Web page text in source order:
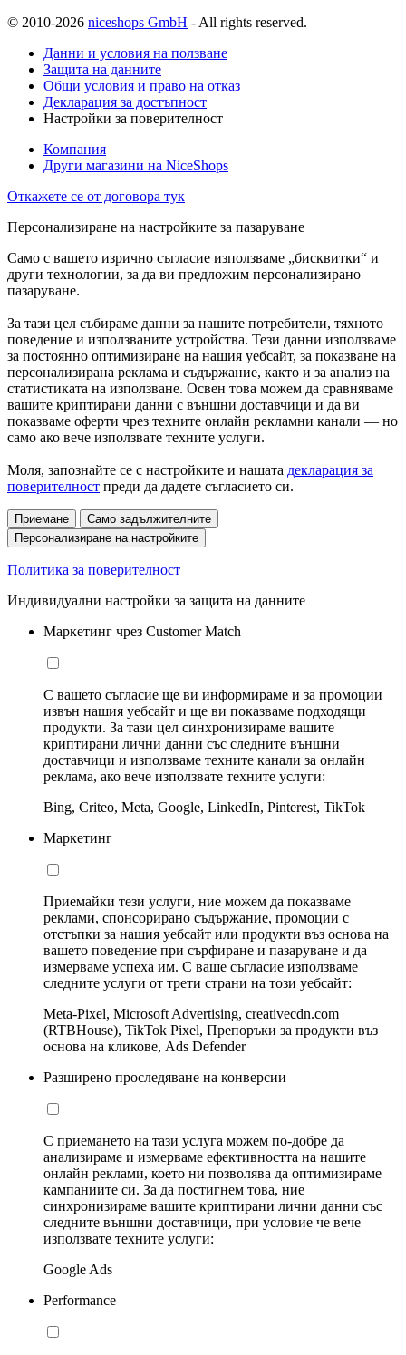
© 2010-2026 niceshops GmbH - All rights reserved.
Данни и условия на ползване
Защита на данните
Общи условия и право на отказ
Декларация за достъпност
Настройки за поверителност
Компания
Други магазини на NiceShops
Откажете се от договора тук
Персонализиране на настройките за пазаруване
Само с вашето изрично съгласие използваме „бисквитки“ и
други технологии, за да ви предложим персонализирано
пазаруване.
За тази цел събираме данни за нашите потребители, тяхното
поведение и използваните устройства. Тези данни използваме
за постоянно оптимизиране на нашия уебсайт, за показване на
персонализирана реклама и съдържание, както и за анализ на
статистиката на използване. Освен това можем да сравняваме
вашите криптирани данни с външни доставчици и да ви
показваме оферти чрез техните онлайн рекламни канали — но
само ако вече използвате техните услуги.
Моля, запознайте се с настройките и нашата декларация за
поверителност преди да дадете съгласието си.
Приемане
Само задължителните
Персонализиране на настройките
Политика за поверителност
Индивидуални настройки за защита на данните
Маркетинг чрез Customer Match
С вашето съгласие ще ви информираме и за промоции
извън нашия уебсайт и ще ви показваме подходящи
продукти. За тази цел синхронизираме вашите
криптирани лични данни със следните външни
доставчици и използваме техните канали за онлайн
реклама, ако вече използвате техните услуги:
Bing, Criteo, Meta, Google, LinkedIn, Pinterest, TikTok
Маркетинг
Приемайки тези услуги, ние можем да показваме
реклами, спонсорирано съдържание, промоции с
отстъпки за нашия уебсайт или продукти въз основа на
вашето поведение при сърфиране и пазаруване и да
измерваме успеха им. С ваше съгласие използваме
следните услуги от трети страни на този уебсайт:
Meta-Pixel, Microsoft Advertising, creativecdn.com
(RTBHouse), TikTok Pixel, Препоръки за продукти въз
основа на кликове, Ads Defender
Разширено проследяване на конверсии
С приемането на тази услуга можем по-добре да
анализираме и измерваме ефективността на нашите
онлайн реклами, което ни позволява да оптимизираме
кампаниите си. За да постигнем това, ние
синхронизираме вашите криптирани лични данни със
следните външни доставчици, при условие че вече
използвате техните услуги:
Google Ads
Performance